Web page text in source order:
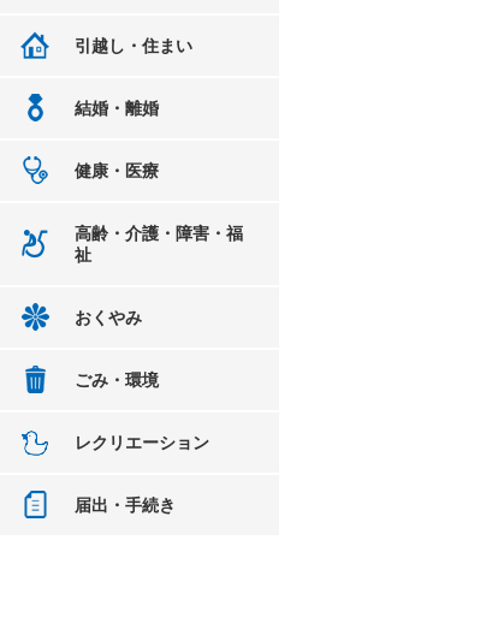
引越し・住まい
結婚・離婚
健康・医療
高齢・介護・障害・福
祉
おくやみ
ごみ・環境
レクリエーション
届出・手続き